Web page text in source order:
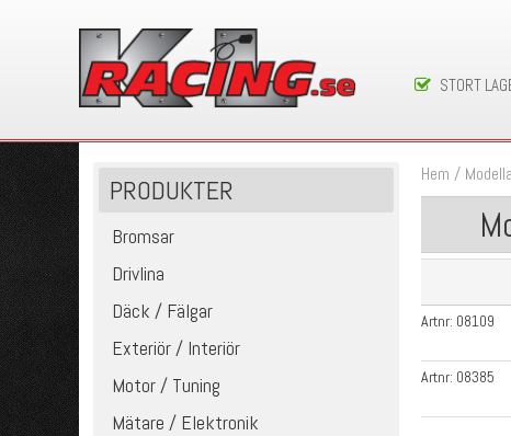
STORT
PRODUKTER
Bromsar
Drivlina
Däck / Fälgar
Exteriör / Interiör
Motor / Tuning
Mätare / Elektronik
Hem /
Artnr: 08109
Artnr: 08385